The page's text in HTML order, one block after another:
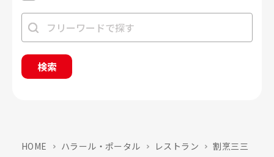
検索
HOME ハラール・ポータル レストラン
割烹三三